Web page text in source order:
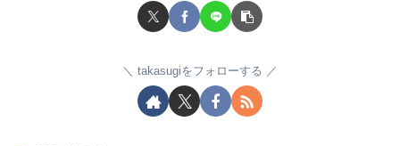
takasugiをフォローする